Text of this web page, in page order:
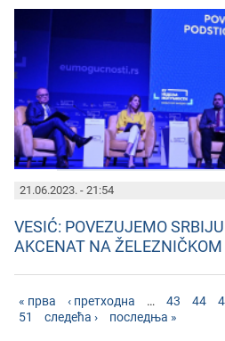
21.06.2023. - 21:54
VESIĆ: POVEZUJEMO
AKCENAT NA
« прва ‹ претходна … 43 44
51
следећа › последња »